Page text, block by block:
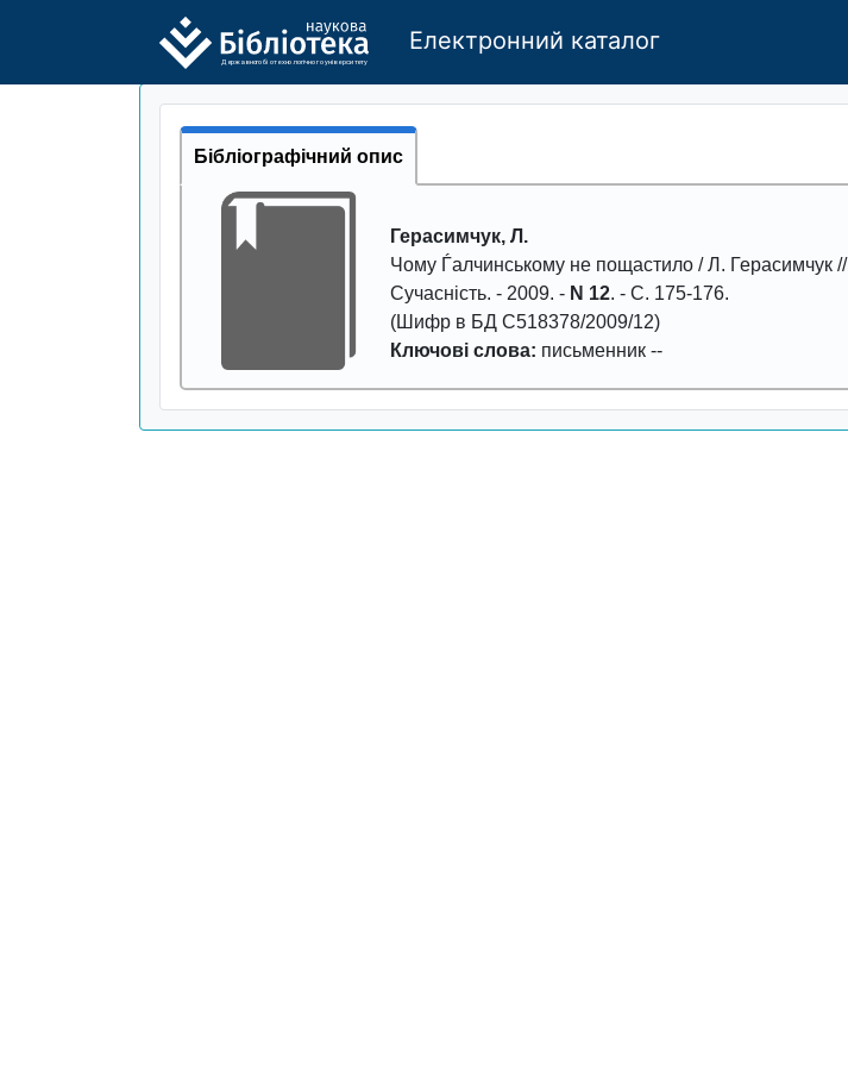
Державного бі отехно логічно го універси тету
Електронний каталог
Бібліографічний опис
Герасимчук, Л.
Чому Ѓалчинському не пощастило / Л. Герасимчук //
Сучасність. - 2009. - N 12. - С. 175-176.
(Шифр в БД С518378/2009/12)
Ключові слова: письменник --